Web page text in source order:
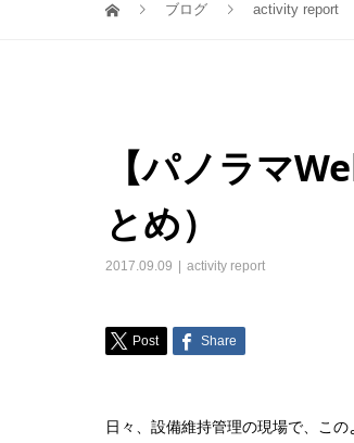
ブログ activity report
【パノラマ
とめ）
2017.09.09 activity report
Post Share
日々、設備維持管理の現場で、こ